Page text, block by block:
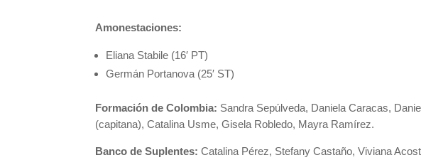
Amonestaciones:
Eliana Stabile (16′ PT)
Germán Portanova (25′ ST)
Formación de Colombia: Sandra Sepúlveda, Daniela Caracas,
(capitana), Catalina Usme, Gisela Robledo, Mayra Ramírez.
Banco de Suplentes: Catalina Pérez, Stefany Castaño, Viviana